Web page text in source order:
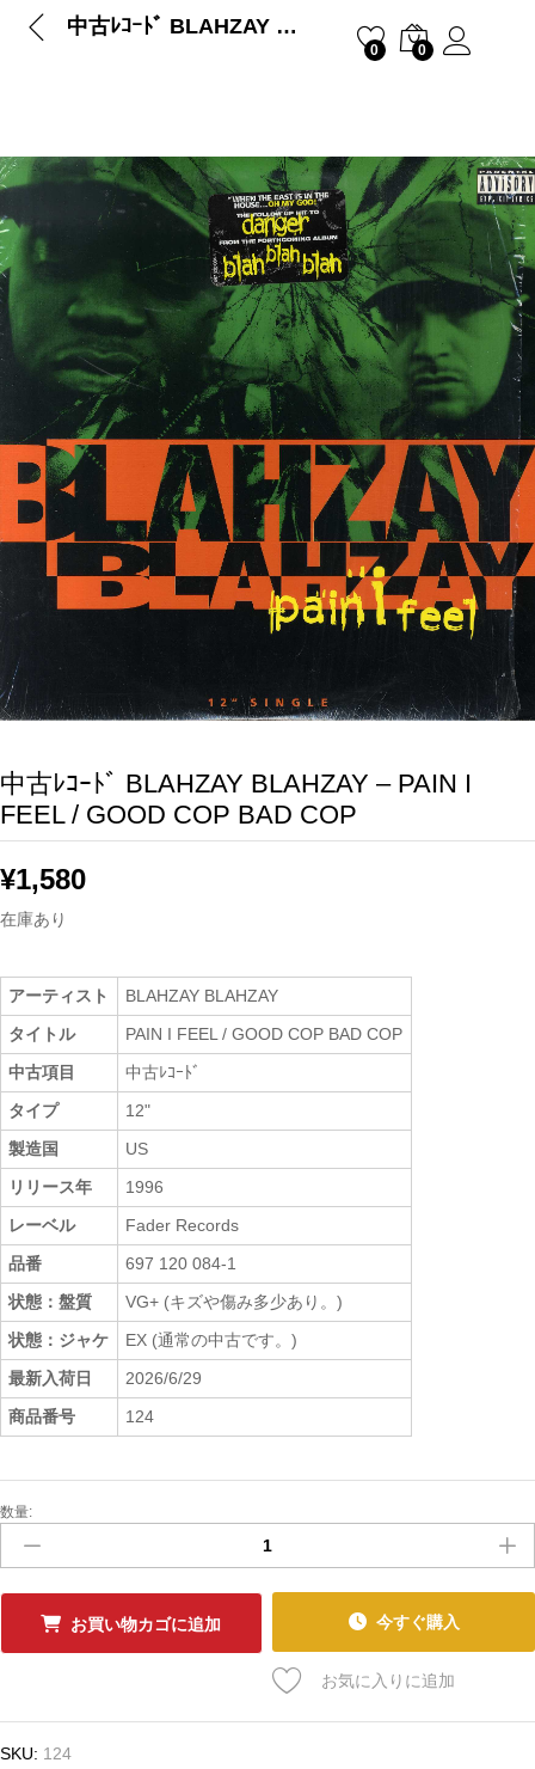
中古ﾚｺｰﾄﾞ BLAHZAY BLAHZAY – PAIN I FEEL / GOOD COP BAD COP
0 0
中古ﾚｺｰﾄﾞ BLAHZAY BLAHZAY – PAIN I
FEEL / GOOD COP BAD COP
¥1,580
在庫あり
アーティスト
BLAHZAY BLAHZAY
タイトル
PAIN I FEEL / GOOD COP BAD COP
中古項目
中古ﾚｺｰﾄﾞ
タイプ
12"
製造国
US
リリース年
1996
レーベル
Fader Records
品番
697 120 084-1
状態：盤質
VG+ (キズや傷み多少あり。)
状態：ジャケ
EX (通常の中古です。)
最新入荷日
2026/6/29
商品番号
124
中
ﾚ
ｺ
ﾄﾞ
-
PAIN
数量:
お買い物カゴに追加 今すぐ購入
お気に入りに追加
SKU: 124